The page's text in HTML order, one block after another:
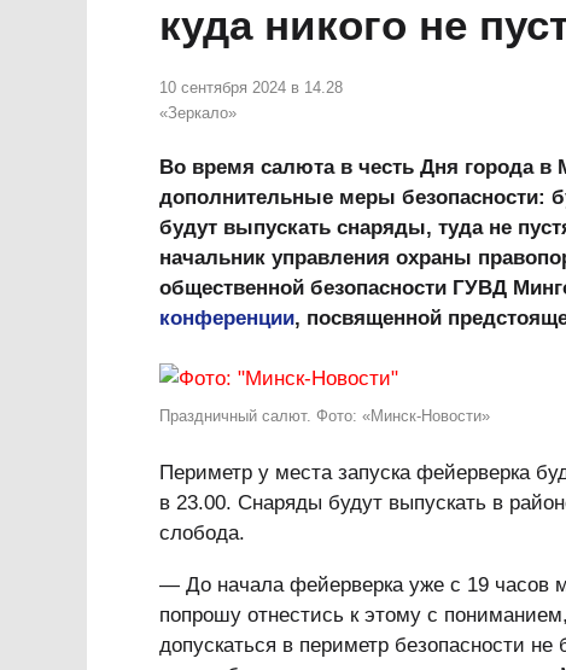
куда никого не
10 сентября 2024 в 14.28
«Зеркало»
Во время салюта в честь Дня города в
дополнительные меры безопасности:
будут выпускать снаряды, туда не
начальник управления охраны
общественной безопасности ГУВД
конференции, посвященной
Праздничный салют. Фото: «Минск-Новости»
Периметр у места запуска фейерверка
в 23.00. Снаряды будут выпускать в
слобода.
— До начала фейерверка уже с 19
попрошу отнестись к этому с
допускаться в периметр безопасности